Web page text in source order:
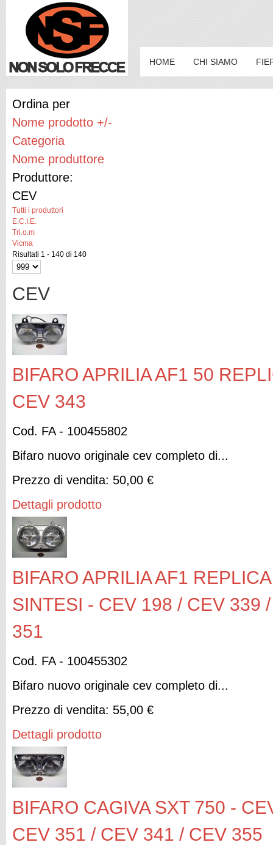
HOME CHI SIAMO
Ordina per
Nome prodotto +/-
Categoria
Nome produttore
Produttore:
CEV
Tutti i produttori
E.C.I.E.
Tri.o.m
Vicma
Risultati 1 - 140 di 140
CEV
BIFARO APRILIA AF1 50
CEV 343
Cod. FA - 100455802
Bifaro nuovo originale cev completo di...
Prezzo di vendita: 50,00 €
Dettagli prodotto
BIFARO APRILIA AF1
SINTESI - CEV 198 / CEV 339
351
Cod. FA - 100455302
Bifaro nuovo originale cev completo di...
Prezzo di vendita: 55,00 €
Dettagli prodotto
BIFARO CAGIVA SXT 750 -
CEV 351 / CEV 341 / CEV 355